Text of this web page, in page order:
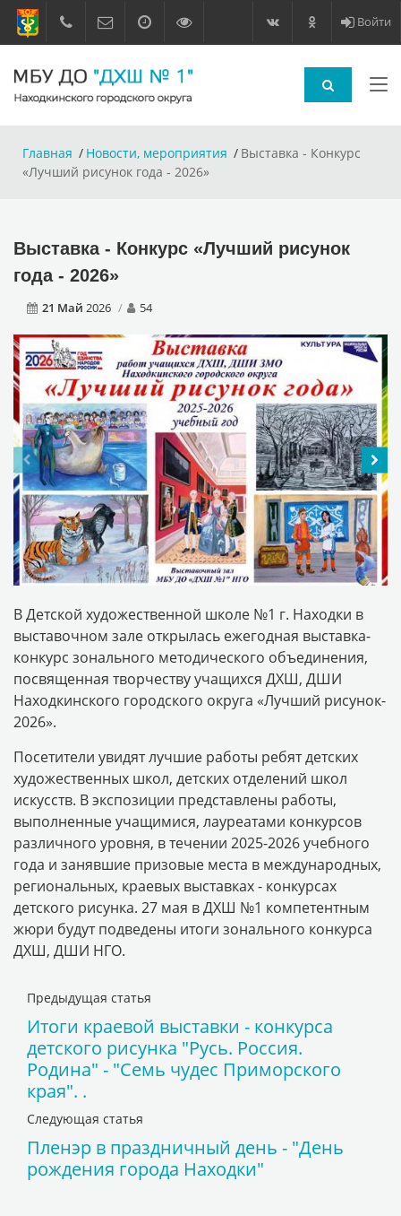
Войти
Главная Новости, мероприятия
Выставка - Конкурс
«Лучший рисунок года - 2026»
Выставка - Конкурс «Лучший рисунок
года - 2026»
21 Май 2026 54
В Детской художественной школе №1 г. Находки в
выставочном зале открылась ежегодная выставка-
конкурс зонального методического объединения,
посвященная творчеству учащихся ДХШ, ДШИ
Находкинского городского округа «Лучший рисунок-
2026».
Посетители увидят лучшие работы ребят детских
художественных школ, детских отделений школ
искусств. В экспозиции представлены работы,
выполненные учащимися, лауреатами конкурсов
различного уровня, в течении 2025-2026 учебного
года и занявшие призовые места в международных,
региональных, краевых выставках - конкурсах
детского рисунка. 27 мая в ДХШ №1 компетентным
жюри будут подведены итоги зонального конкурса
ДХШ, ДШИ НГО.
Предыдущая статья
Итоги краевой выставки - конкурса
детского рисунка "Русь. Россия.
Родина" - "Семь чудес Приморского
края". .
Следующая статья
Пленэр в праздничный день - "День
рождения города Находки"